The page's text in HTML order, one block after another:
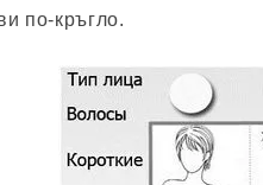
по-кръгло.